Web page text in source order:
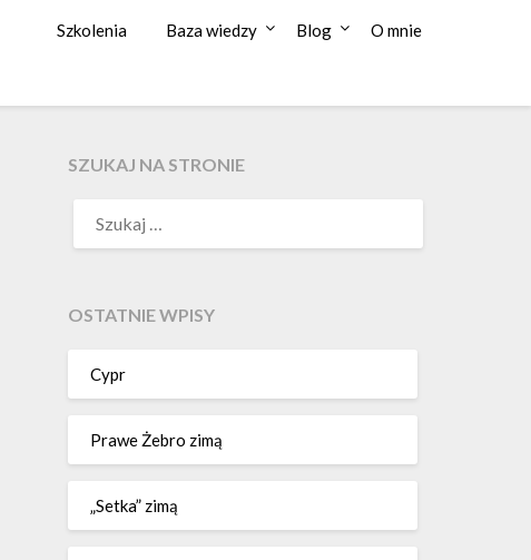
Szkolenia Baza wiedzy Blog O mnie
SZUKAJ NA STRONIE
OSTATNIE WPISY
Cypr
Prawe Żebro zimą
„Setka” zimą